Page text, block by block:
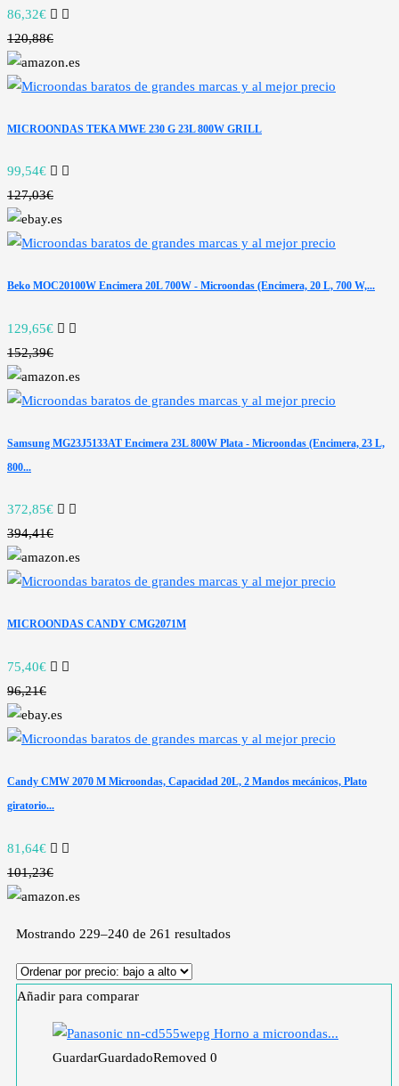
86,32€
120,88€
MICROONDAS TEKA MWE 230 G 23L 800W GRILL
99,54€
127,03€
Beko MOC20100W Encimera 20L 700W - Microondas (Encimera, 20 L, 700 W,...
129,65€
152,39€
Samsung MG23J5133AT Encimera 23L 800W Plata - Microondas (Encimera, 23 L,
800...
372,85€
394,41€
MICROONDAS CANDY CMG2071M
75,40€
96,21€
Candy CMW 2070 M Microondas, Capacidad 20L, 2 Mandos mecánicos, Plato
giratorio...
81,64€
101,23€
Mostrando 229–240 de 261 resultados
Añadir para comparar
GuardarGuardadoRemoved 0